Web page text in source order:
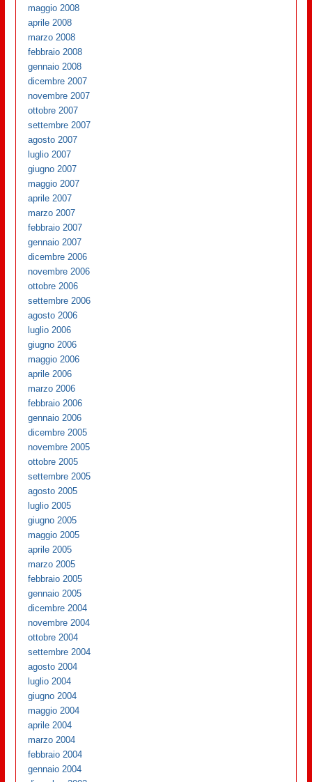
maggio 2008
aprile 2008
marzo 2008
febbraio 2008
gennaio 2008
dicembre 2007
novembre 2007
ottobre 2007
settembre 2007
agosto 2007
luglio 2007
giugno 2007
maggio 2007
aprile 2007
marzo 2007
febbraio 2007
gennaio 2007
dicembre 2006
novembre 2006
ottobre 2006
settembre 2006
agosto 2006
luglio 2006
giugno 2006
maggio 2006
aprile 2006
marzo 2006
febbraio 2006
gennaio 2006
dicembre 2005
novembre 2005
ottobre 2005
settembre 2005
agosto 2005
luglio 2005
giugno 2005
maggio 2005
aprile 2005
marzo 2005
febbraio 2005
gennaio 2005
dicembre 2004
novembre 2004
ottobre 2004
settembre 2004
agosto 2004
luglio 2004
giugno 2004
maggio 2004
aprile 2004
marzo 2004
febbraio 2004
gennaio 2004